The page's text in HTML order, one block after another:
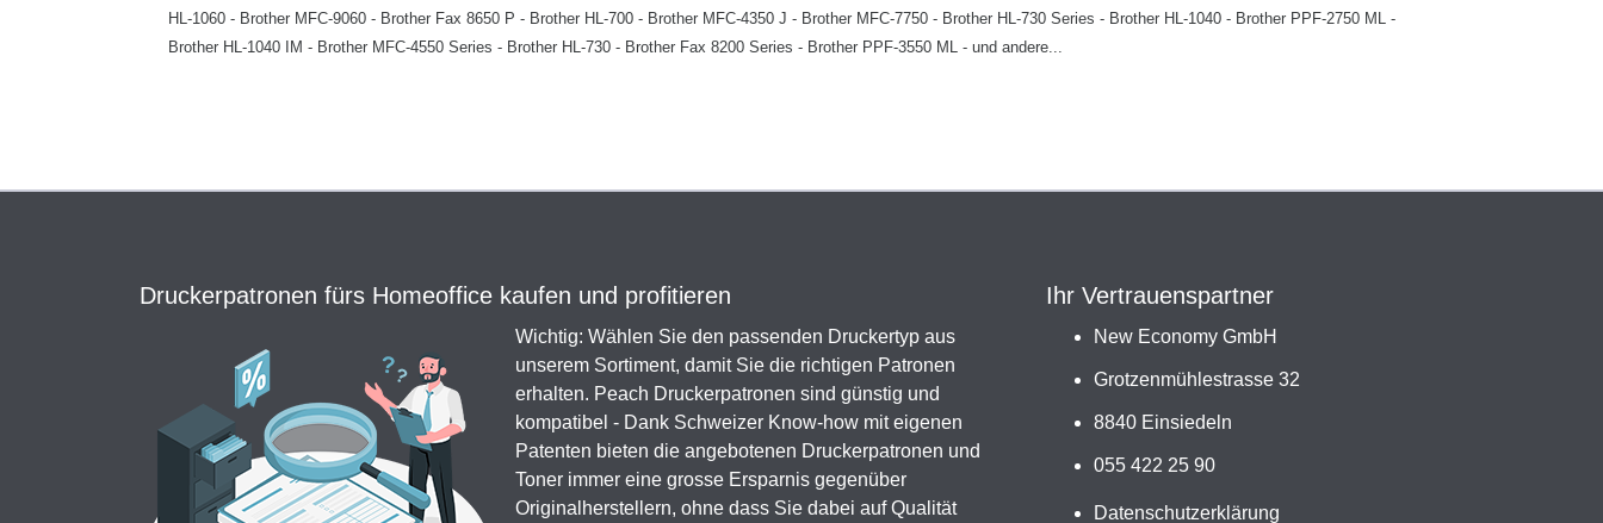
HL-1060 - Brother MFC-9060 - Brother Fax 8650 P - Brother HL-700 - Brother MFC-4350 J - Brother MFC-7750 - Brother HL-730 Series - Brother HL-1040 - Brother PPF-2750 ML -
Brother HL-1040 IM - Brother MFC-4550 Series - Brother HL-730 - Brother Fax 8200 Series - Brother PPF-3550 ML - und andere...
Druckerpatronen fürs Homeoffice kaufen und profitieren
Wichtig: Wählen Sie den passenden Druckertyp aus
unserem Sortiment, damit Sie die richtigen Patronen
erhalten. Peach Druckerpatronen sind günstig und
kompatibel - Dank Schweizer Know-how mit eigenen
Patenten bieten die angebotenen Druckerpatronen und
Toner immer eine grosse Ersparnis gegenüber
Originalherstellern, ohne dass Sie dabei auf Qualität
Ihr Vertrauenspartner
New Economy GmbH
Grotzenmühlestrasse 32
8840 Einsiedeln
055 422 25 90
Datenschutzerklärung